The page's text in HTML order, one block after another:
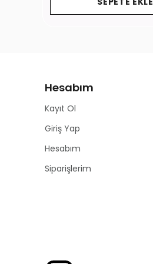
Hesabım
Kayıt Ol
Giriş Yap
Hesabım
Siparişlerim